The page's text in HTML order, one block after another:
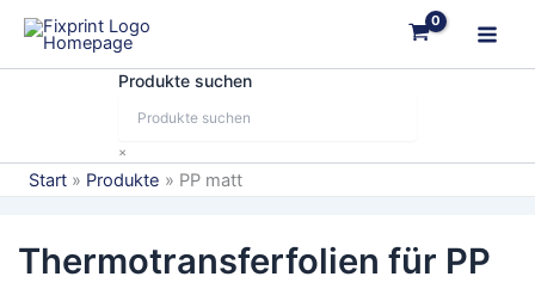
Zum
Inhalt
springen
Produkte suchen
×
Start Produkte PP matt
Thermotransferfolien für PP